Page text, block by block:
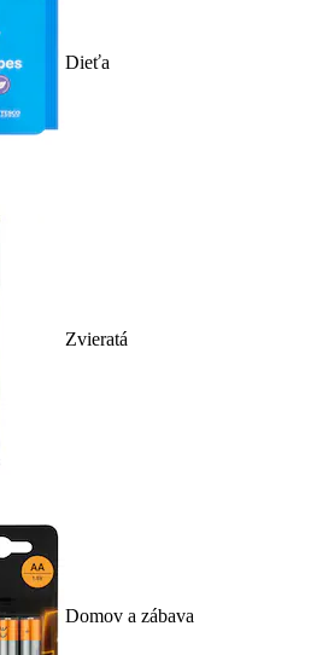
Dieťa
Zvieratá
Domov a zábava